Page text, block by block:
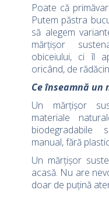
Poate că
Putem păstra
să alegem
mărțișor
obiceiului, ci îl
oricând, de
Ce înseamnă
Un mărțișor
materiale
biodegradabile
manual, fără
Un mărțișor
acasă. Nu are
doar de puțină